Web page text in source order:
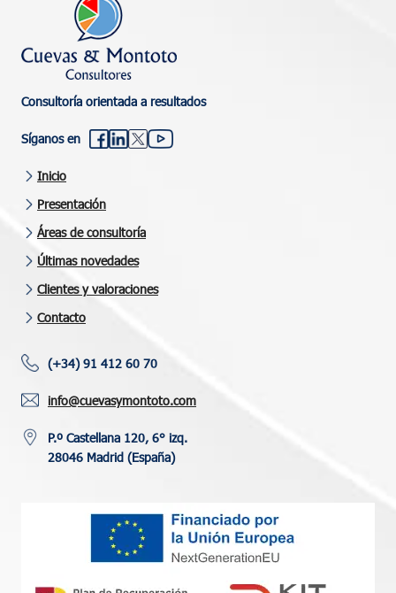
Consultoría orientada a resultados
Síganos en
Inicio
Presentación
Áreas de consultoría
Últimas novedades
Clientes y valoraciones
Contacto
(+34) 91 412 60 70
info@cuevasymontoto.com
P.º Castellana 120, 6° izq.
28046 Madrid (España)